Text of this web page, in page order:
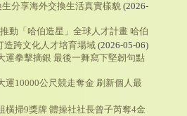
分享海外交換生活真實樣貌(2026-
動「哈伯造星」全球人才計畫 哈伯
造跨文化人才培育場域 (2026-05-06)
運拳擊摘銀 最後一舞寫下堅韌句點
運10000公尺競走奪金 刷新個人最
橫掃9獎牌 體操社社長曾子芮奪4金